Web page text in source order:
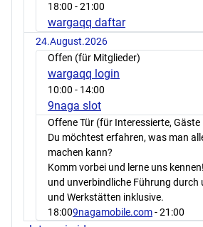
18:00 - 21:00
wargaqq daftar
24.August.2026
Offen (für Mitglieder)
wargaqq login
10:00 - 14:00
9naga slot
Offene Tür (für Interessierte,
Du möchtest erfahren, was man
machen kann?
Komm vorbei und lerne uns
und unverbindliche Führung durch
und Werkstätten inklusive.
18:009nagamobile.com- 21:00